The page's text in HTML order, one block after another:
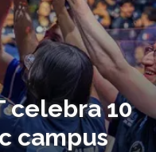
celebra 10
campus